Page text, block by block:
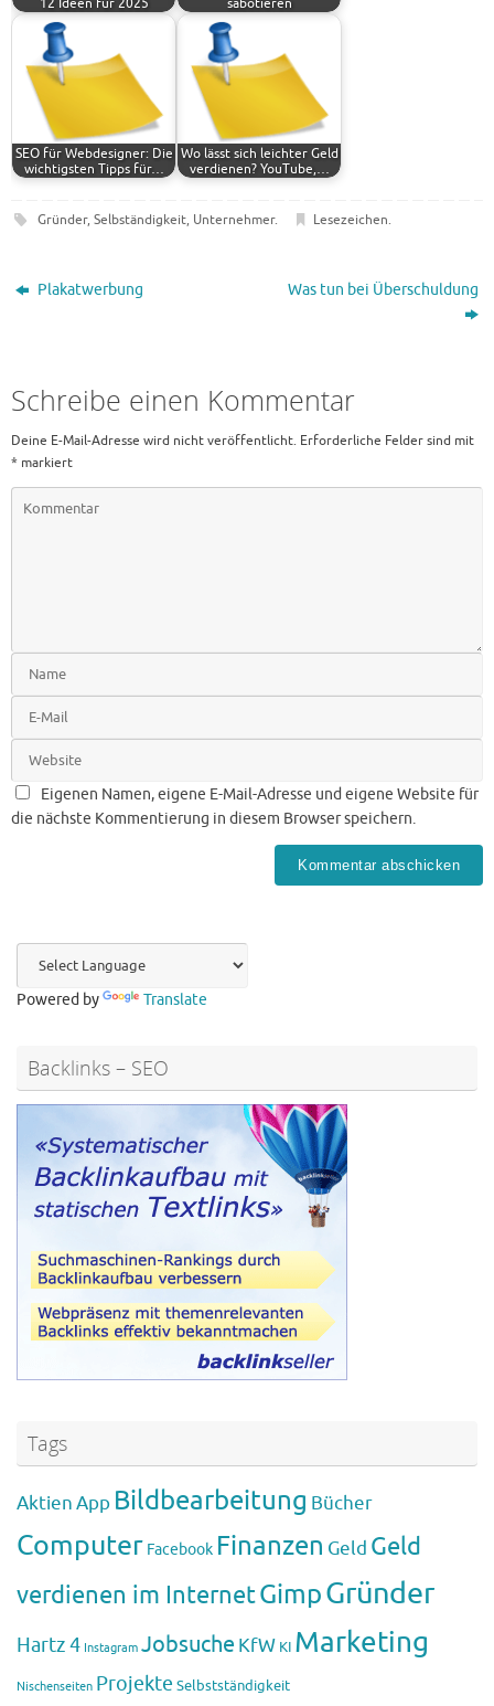
SEO für Webdesigner: Die
wichtigsten Tipps für…
Wo lässt sich leichter Geld
verdienen? YouTube,…
Gründer, Selbständigkeit, Unternehmer. Lesezeichen.
Plakatwerbung Was tun bei Überschuldung
Schreibe einen Kommentar
Deine E-Mail-Adresse wird nicht veröffentlicht. Erforderliche Felder sind mit
* markiert
Eigenen Namen, eigene E-Mail-Adresse und eigene Website für
die nächste Kommentierung in diesem Browser speichern.
Powered by Translate
Backlinks – SEO
Tags
AktienApp Bildbearbeitung Bücher
Computer Facebook Finanzen Geld Geld
verdienen im InternetGimpGründer
Hartz 4 Instagram Jobsuche KfW KI Marketing
Nischenseiten Projekte Selbstständigkeit